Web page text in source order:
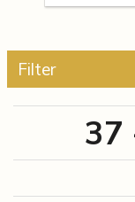
Filter
37